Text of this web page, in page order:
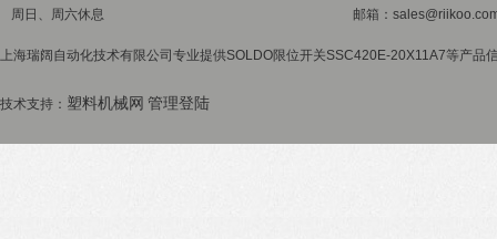
周日、周六休息 邮箱：
上海瑞阔自动化技术有限公司专业提供SOLDO限位开关SSC420E-20X11A7等产品
技术支持： 塑料机械网 管理登陆